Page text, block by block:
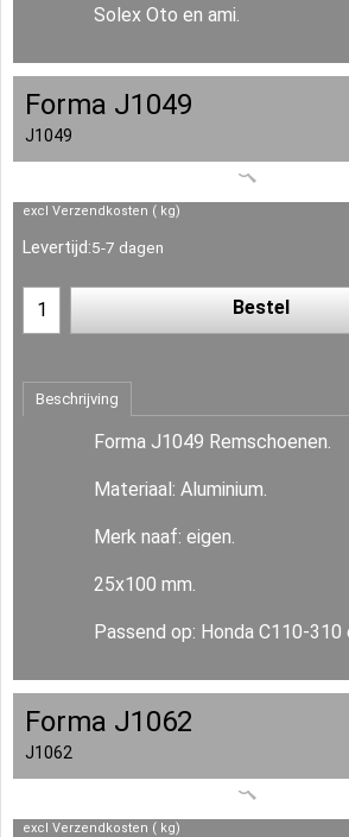
Solex Oto en ami.
Forma J1049
J1049
excl Verzendkosten kg
Levertijd:5-7 dagen
Bestel
Beschrijving
Forma J1049 Remschoenen.
Materiaal: Aluminium.
Merk naaf: eigen.
25x100 mm.
Passend op: Honda C110-310
Forma J1062
J1062
excl Verzendkosten kg